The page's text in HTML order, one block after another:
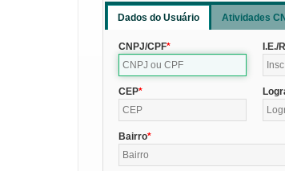
Dados do Usuário Atividades
CNPJ/CPF I.E./
CEP
Bairro